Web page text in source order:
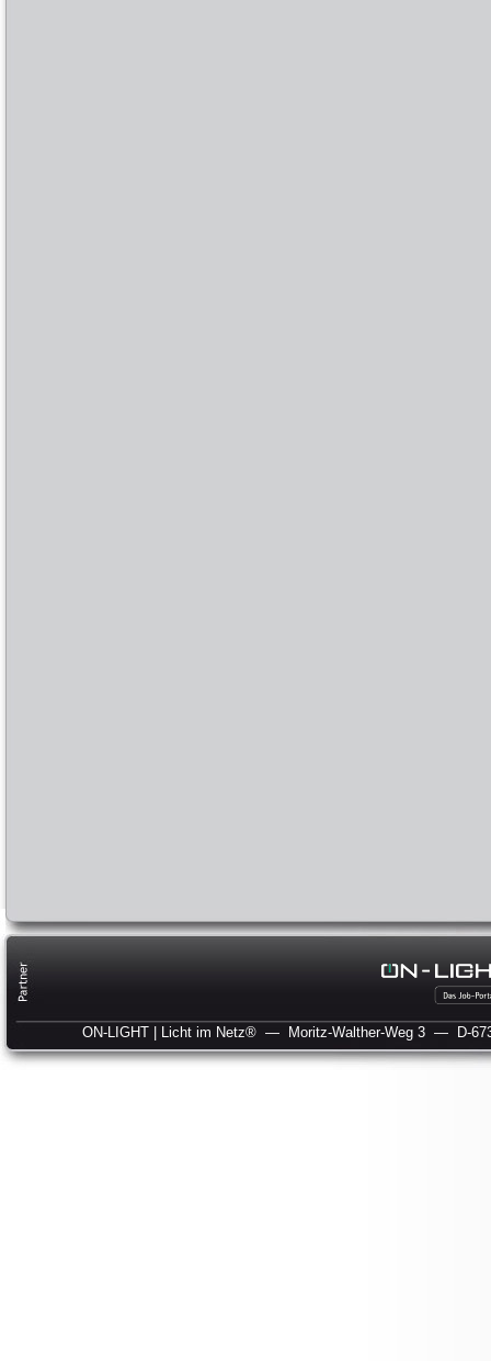
ON-LIGHT | Licht im Netz® — Moritz-Walther-Weg 3 — D-